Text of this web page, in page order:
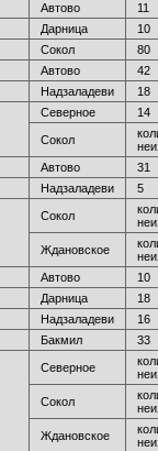
Автово
11
Дарница 10
Сокол
80
Автово
42
Надзаладеви 18
Северное 14
Сокол
Автово
31
Надзаладеви 5
Сокол
Ждановское
Автово
10
Дарница
18
Надзаладеви
16
Бакмил 33
Северное
Сокол
Ждановское